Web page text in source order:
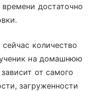
достаточно
количество
на домашнюю
от самого
загруженности